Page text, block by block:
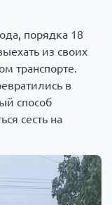
порядка 18
из своих
транспорте.
в
способ
сесть на